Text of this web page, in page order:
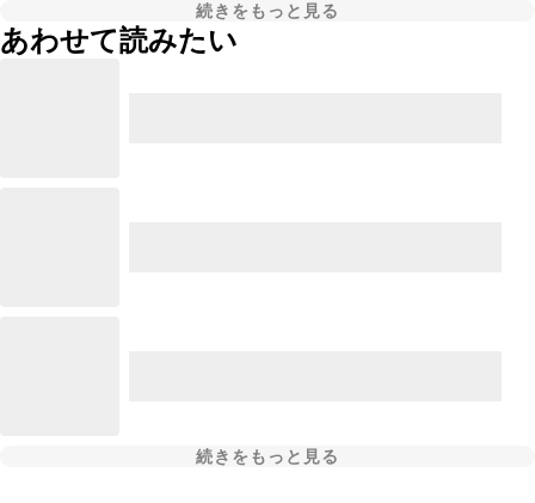
続きをもっと見る
あわせて読みたい
続きをもっと見る